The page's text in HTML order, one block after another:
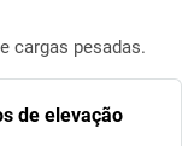
cargas pesadas.
de elevação